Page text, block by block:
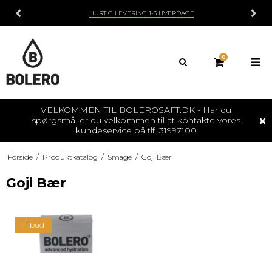
HURTIG LEVERING 1-3 HVERDAGE
0
VELKOMMEN TIL BOLEROSAFT.DK - Har du
spørgsmål er du velkommen til at kontakte vores
kundeservice på tlf. 31997100
Forside / Produktkatalog / Smage / Goji Bær
Goji Bær
Tilbud